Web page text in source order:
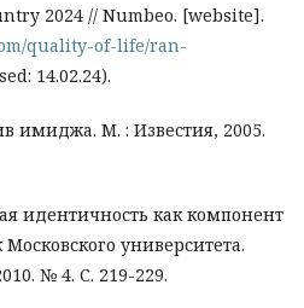
2024 // Numbeo. [website].
quality-of-life/ran-
14.02.24).
имиджа. М. : Известия, 2005.
идентичность как компонент
университета.
№ 4. С. 219-229.